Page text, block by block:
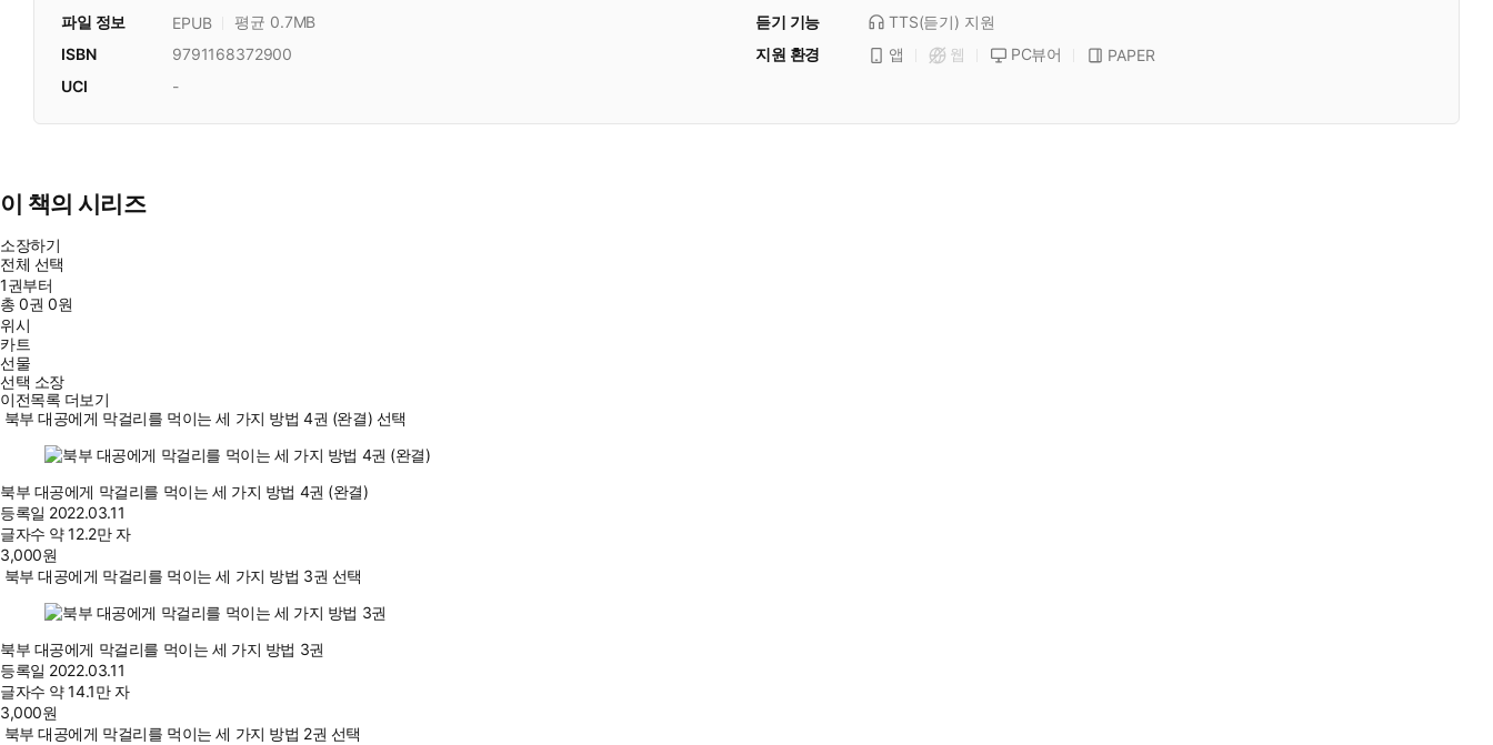
듣기 기능
TTS(듣기) 지원
파일 정보 EPUB
평균 0.7MB
지원 환경
앱 웹 PC뷰어 PAPER
ISBN
9791168372900
UCI
-
이 책의 시리즈
소장하기
전체 선택
1권부터
총0권 0원
위시
카트
선물
선택 소장
이전목록 더보기
북부 대공에게 막걸리를 먹이는 세 가지 방법 4권 (완결) 선택
북부 대공에게 막걸리를 먹이는 세 가지 방법 4권 (완결)
등록일 2022.03.11
글자수 약 12.2만 자
3,000원
북부 대공에게 막걸리를 먹이는 세 가지 방법 3권 선택
북부 대공에게 막걸리를 먹이는 세 가지 방법 3권
등록일 2022.03.11
글자수 약 14.1만 자
3,000원
북부 대공에게 막걸리를 먹이는 세 가지 방법 2권 선택